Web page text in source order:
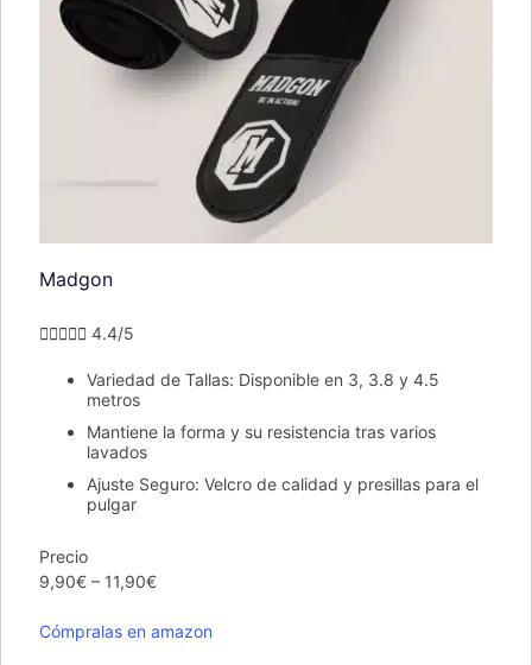
Madgon
 4.4/5
Variedad de Tallas: Disponible en 3, 3.8 y 4.5
metros
Mantiene la forma y su resistencia tras varios
lavados
Ajuste Seguro: Velcro de calidad y presillas para el
pulgar
Precio
9,90€ – 11,90€
Cómpralas en amazon